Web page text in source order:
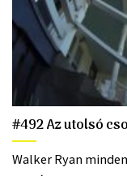
#492 Az utolsó
Walker Ryan